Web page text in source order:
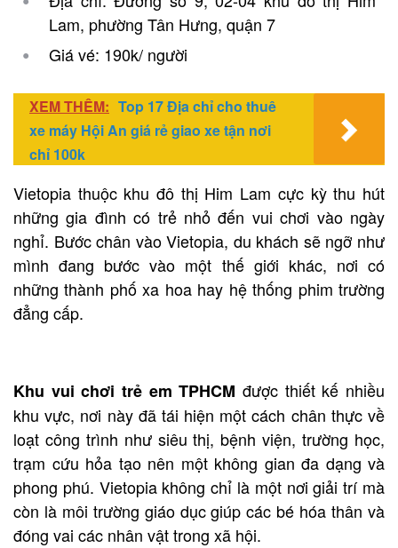
Lam, phường Tân Hưng, quận 7
Giá vé: 190k/ người
XEM THÊM: Top 17 Địa chỉ cho thuê
xe máy Hội An giá rẻ giao xe tận nơi
chỉ 100k
Vietopia thuộc khu đô thị Him Lam cực kỳ thu hút
những gia đình có trẻ nhỏ đến vui chơi vào ngày
nghỉ. Bước chân vào Vietopia, du khách sẽ ngỡ như
mình đang bước vào một thế giới khác, nơi có
những thành phố xa hoa hay hệ thống phim trường
đẳng cấp.
Khu vui chơi trẻ em TPHCM được thiết kế nhiều
khu vực, nơi này đã tái hiện một cách chân thực về
loạt công trình như siêu thị, bệnh viện, trường học,
trạm cứu hỏa tạo nên một không gian đa dạng và
phong phú. Vietopia không chỉ là một nơi giải trí mà
còn là môi trường giáo dục giúp các bé hóa thân và
đóng vai các nhân vật trong xã hội.